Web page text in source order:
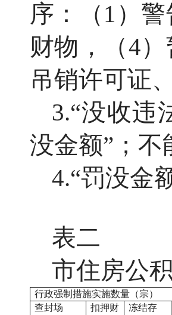
序：（1）
财物，（4
吊销许可证
3.“没收违
没金额”；不
4.“罚没金
表二
市住房公
行政强制措施实施数量（宗）
查封场
扣押财 冻结存